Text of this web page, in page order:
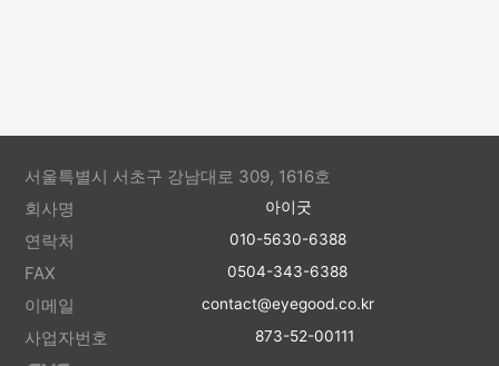
서울특별시 서초구 강남대로 309, 1616호
회사명
아이굿
연락처 010-5630-6388
FAX 0504-343-6388
이메일 contact@eyegood.co.kr
사업자번호 873-52-00111